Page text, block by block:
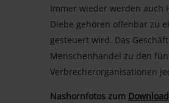
Immer wieder werden auch
Diebe gehören offenbar zu
gesteuert wird. Das
Menschenhandel zu den
Verbrecherorganisationen
Nashornfotos zum Download